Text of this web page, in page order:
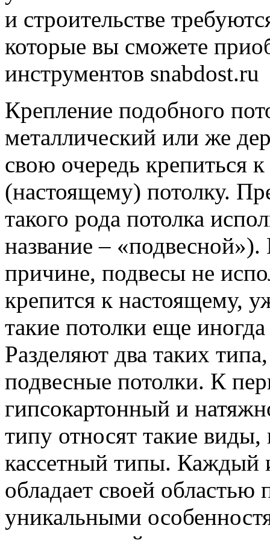
и строительстве
которые вы сможете
инструментов snabdost.ru
Крепление подобного
металлический или же
свою очередь крепиться
(настоящему) потолку.
такого рода потолка
название –
причине, подвесы не
крепится к настоящему,
такие потолки еще
Разделяют два таких
подвесные потолки. К
гипсокартонный и
типу относят такие
кассетный типы. Каждый
обладает своей
уникальными